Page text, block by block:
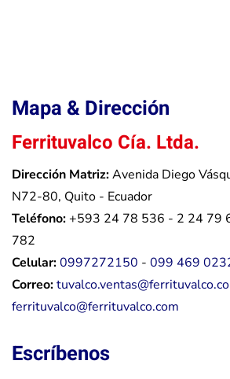
Mapa & Dirección
Ferrituvalco Cía. Ltda.
Dirección Matriz:Avenida Diego
N72-80, Quito - Ecuador
Teléfono:+593 24 78 536 - 2 24 79
782
Celular:0997272150 - 099 469
Correo:
ferrituvalco@ferrituvalco.com
Escríbenos